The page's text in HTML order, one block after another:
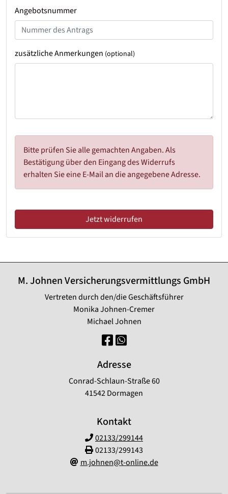
Angebotsnummer
zusätzliche Anmerkungen (optional)
Bitte prüfen Sie alle gemachten Angaben. Als
Bestätigung über den Eingang des Widerrufs
erhalten Sie eine E-Mail an die angegebene Adresse.
Jetzt widerrufen
M. Johnen Versicherungsvermittlungs GmbH
Vertreten durch den/die Geschäftsführer
Monika Johnen-Cremer
Michael Johnen
Adresse
Conrad-Schlaun-Straße 60
41542 Dormagen
Kontakt
02133/299144
02133/299143
m.johnen@t-online.de